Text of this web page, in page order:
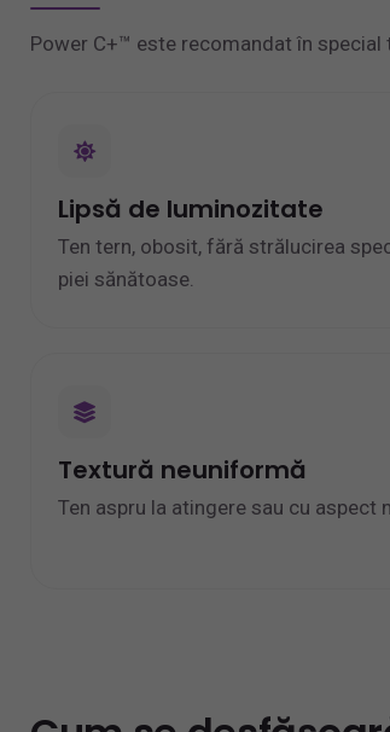
Power C+™ este recomandat în
Lipsă de luminozitate
Ten tern, obosit, fără strălucirea
piei sănătoase.
Textură neuniformă
Ten aspru la atingere sau cu aspect